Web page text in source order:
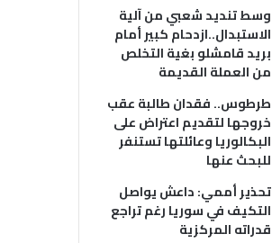
وسط تنديد شعبي من آلية
الاستبدال..ازدحام كبير أمام
بريد قامشلو بغية التخلص
من العملة القديمة
طرطوس.. فقدان طالبة عقب
خروجها لتقديم اعتراض على
البكالوريا وعائلتها تستنفر
للبحث عنها
تحذير أممي: داعش يواصل
التكيف في سوريا رغم تراجع
قدراته المركزية